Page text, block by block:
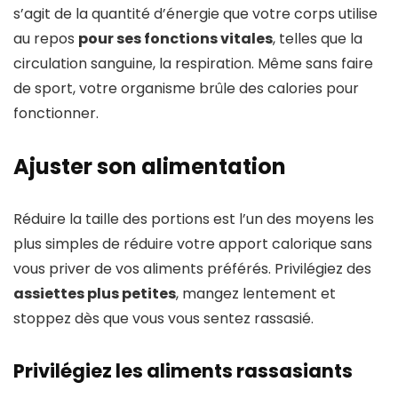
s’agit de la quantité d’énergie que votre corps utilise
au repos pour ses fonctions vitales, telles que la
circulation sanguine, la respiration. Même sans faire
de sport, votre organisme brûle des calories pour
fonctionner.
Ajuster son alimentation
Réduire la taille des portions est l’un des moyens les
plus simples de réduire votre apport calorique sans
vous priver de vos aliments préférés. Privilégiez des
assiettes plus petites, mangez lentement et
stoppez dès que vous vous sentez rassasié.
Privilégiez les aliments rassasiants